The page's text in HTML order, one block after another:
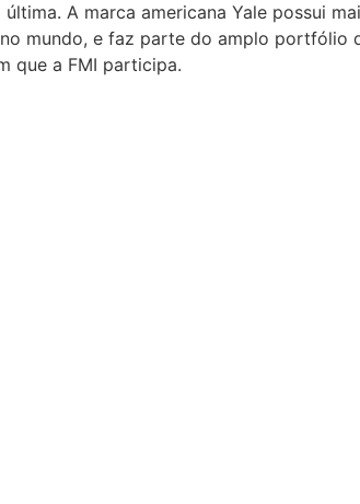
A marca americana Yale possui
mundo, e faz parte do amplo portfólio
que a FMI participa.